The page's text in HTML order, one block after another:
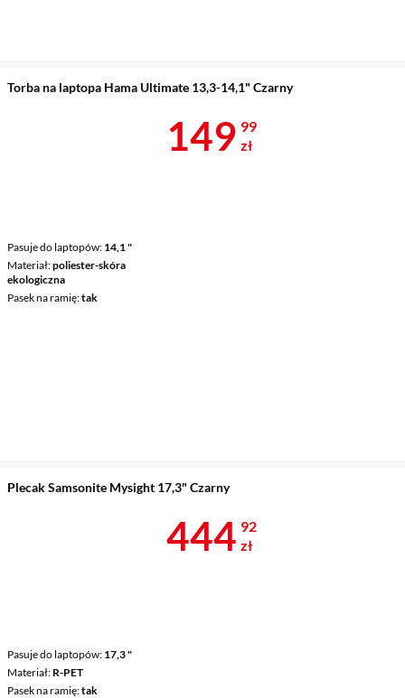
Torba na laptopa Hama Ultimate 13,3-14,1" Czarny
Pasuje do laptopów 14,1 "
Materiał poliester-skóra
ekologiczna
Pasek na ramię tak
Cena 149,99
149 99
zł
Plecak Samsonite Mysight 17,3" Czarny
Pasuje do laptopów 17,3 "
Materiał R-PET
Pasek na ramię tak
Cena 444,92
444 92
zł